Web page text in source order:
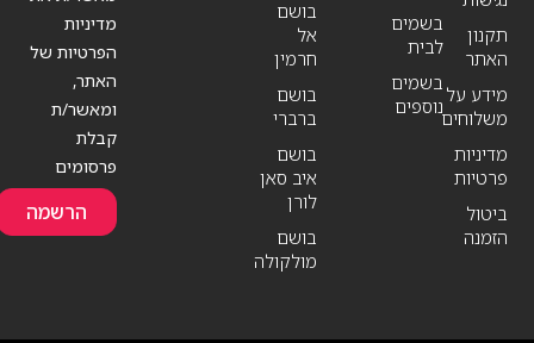
תקנון
האתר
מידע על
משלוחים
מדיניות
פרטיות
ביטול
הזמנה
בשמים
לבית
בשמים
נוספים
בושם
אל
חרמין
בושם
ברברי
בושם
איב סאן
לורן
בושם
מולקולה
מדיניות
הפרטיות של
האתר,
ומאשר/ת
קבלת
פרסומים
הרשמה